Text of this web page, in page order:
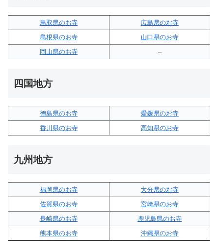
鳥取県のお寺
広島県のお寺
島根県のお寺
山口県のお寺
岡山県のお寺
–
四国地方
徳島県のお寺
愛媛県のお寺
香川県のお寺
高知県のお寺
九州地方
福岡県のお寺
大分県のお寺
佐賀県のお寺
宮崎県のお寺
長崎県のお寺
鹿児島県のお寺
熊本県のお寺
沖縄県のお寺